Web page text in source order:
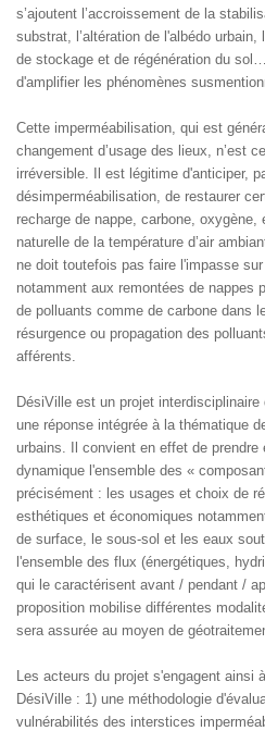
s’ajoutent l’accroissement de la
substrat, l’altération de l'albédo
de stockage et de régénération du
d'amplifier les phénomènes
Cette imperméabilisation, qui est
changement d’usage des lieux, n’est
irréversible. Il est légitime d'anticiper,
désimperméabilisation, de restaurer
recharge de nappe, carbone,
naturelle de la température d’air
ne doit toutefois pas faire l'impasse
notamment aux remontées de nappes
de polluants comme de carbone dans
résurgence ou propagation des
afférents.
DésiVille est un projet
une réponse intégrée à la thématique
urbains. Il convient en effet de
dynamique l'ensemble des «
précisément : les usages et choix de
esthétiques et économiques
de surface, le sous-sol et les eaux
l'ensemble des flux (énergétiques,
qui le caractérisent avant / pendant /
proposition mobilise différentes
sera assurée au moyen de
Les acteurs du projet s'engagent ainsi
DésiVille : 1) une méthodologie
vulnérabilités des interstices